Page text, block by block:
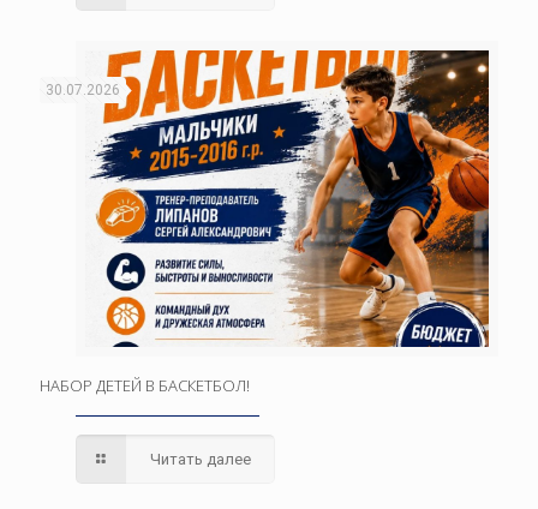
30.07.2026
НАБОР ДЕТЕЙ В БАСКЕТБОЛ!
Читать далее